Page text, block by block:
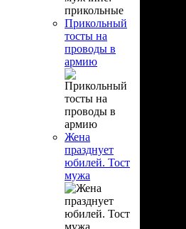
Прикольный
тосты на
проводы в
армию
Жена
празднует
юбилей. Тост
мужа